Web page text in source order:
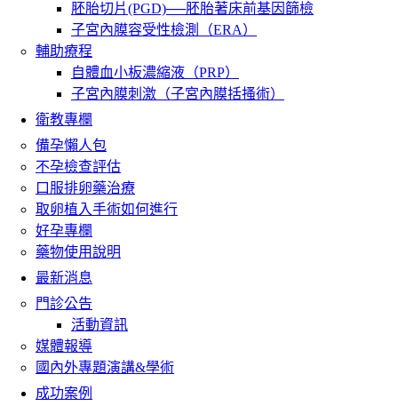
胚胎切片(PGD)──胚胎著床前基因篩檢
子宮內膜容受性檢測（ERA）
輔助療程
自體血小板濃縮液（PRP）
子宮內膜刺激（子宮內膜括搔術）
衛教專欄
備孕懶人包
不孕檢查評估
口服排卵藥治療
取卵植入手術如何進行
好孕專欄
藥物使用說明
最新消息
門診公告
活動資訊
媒體報導
國內外專題演講&學術
成功案例